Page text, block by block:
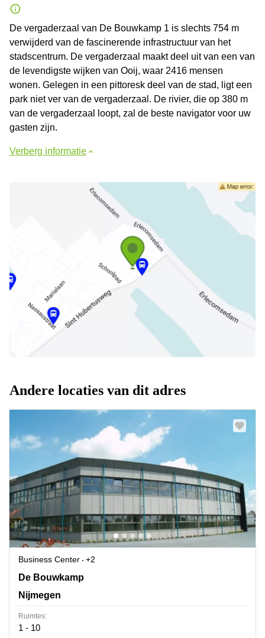
De vergaderzaal van De Bouwkamp 1 is slechts 754 m
verwijderd van de fascinerende infrastructuur van het
stadscentrum. De vergaderzaal maakt deel uit van een van
de levendigste wijken van Ooij, waar 2416 mensen
wonen. Gelegen in een pittoresk deel van de stad, ligt een
park niet ver van de vergaderzaal. De rivier, die op 380 m
van de vergaderzaal loopt, zal de beste navigator voor uw
gasten zijn.
Verberg informatie
Andere locaties van dit adres
Business Center
+2
De Bouwkamp 1, Nijmegen
De Bouwkamp
Nijmegen
Ruimtes:
1 - 10